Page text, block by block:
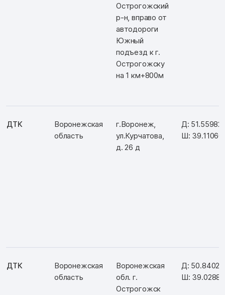
Острогожский
р-н, вправо от
автодороги
Южный
подъезд к г.
Острогожску
на 1 км+800м
ДТК
Воронежская
область
г.Воронеж,
ул.Курчатова,
д. 26 д
Д:
Ш:
ДТК
Воронежская
область
Воронежская
обл. г.
Острогожск
Д:
Ш: